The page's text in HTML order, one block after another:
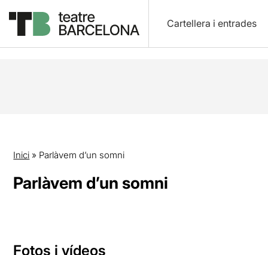
Cartellera i entrades
Inici » Parlàvem d’un somni
Parlàvem d’un somni
Fotos i vídeos